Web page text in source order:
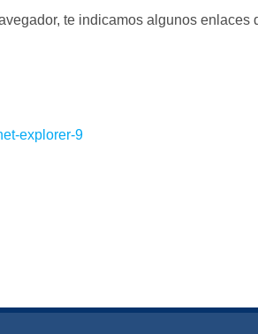
te indicamos algunos enlaces
explorer-9